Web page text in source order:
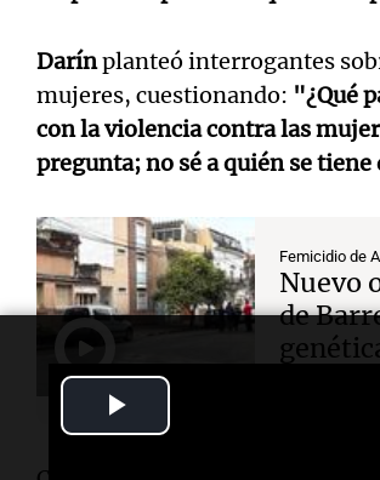
Darínplanteó interrogantes
mujeres, cuestionando: "¿Qué
con la violencia contra las
pregunta; no sé a quién se
Femicidio de
Nuevo
de